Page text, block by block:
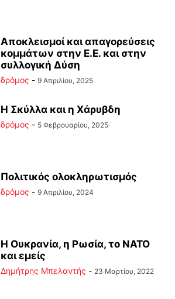
Αποκλεισμοί και απαγορεύσεις
κομμάτων στην Ε.Ε. και στην
συλλογική Δύση
δρόμος - 9 Απριλίου, 2025
Η Σκύλλα και η Χάρυβδη
δρόμος - 5 Φεβρουαρίου, 2025
Πολιτικός ολοκληρωτισμός
δρόμος - 9 Απριλίου, 2024
Η Ουκρανία, η Ρωσία, το ΝΑΤΟ
και εμείς
Δημήτρης Μπελαντής - 23 Μαρτίου, 2022